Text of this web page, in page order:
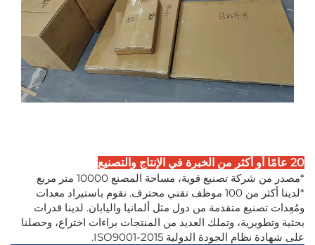
20 عامًا أو أكثر من الخبرة في الإنتاج والتصنيع
*مصدر من شركة تصنيع قوية، مساحة المصنع 10000 متر مربع
*لدينا أكثر من 100 موظف تقني محترف. نقوم باستيراد معدات
ومُعِدات تصنيع متقدمة من دول مثل ألمانيا واليابان. لدينا قدرات
بحثية وتطويرية، وتملك العديد من المنتجات براءات اختراع، وحصلنا
على شهادة نظام الجودة الدولية ISO9001-2015.